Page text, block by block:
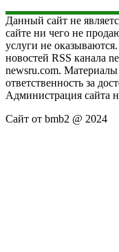
Данный сайт не
сайте ни чего не
услуги не
новостей RSS канала
newsru.com.
ответственность за
Администрация сайта
Сайт от bmb2 @ 2024